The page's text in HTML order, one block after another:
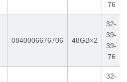
76
0840006676706 48GB×2
32-
39-
39-
76
32-